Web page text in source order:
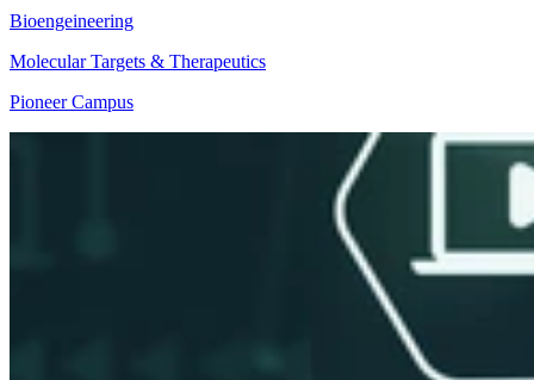
Bioengeineering
Molecular Targets & Therapeutics
Pioneer Campus